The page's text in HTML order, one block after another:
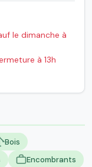
le dimanche à
à 13h
Bois
Encombrants